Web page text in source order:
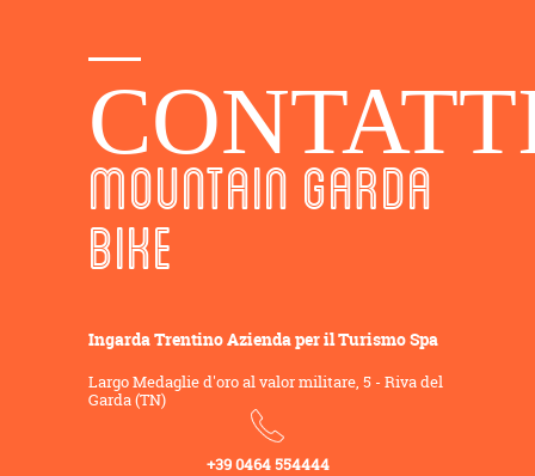
MOUNTAIN GARDA
BIKE
Ingarda Trentino Azienda per il Turismo Spa
Largo Medaglie d'oro al valor militare, 5 - Riva del
Garda (TN)
+39 0464 554444